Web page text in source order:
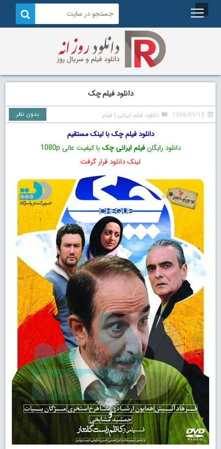
دانلود فیلم چک
1399/09/18 دانلود فیلم ایرانی |فیلم بدون نظر
دانلود فیلم چک با لینک مستقیم
دانلود رایگانفیلم ایرانی چک با کیفیت عالی 1080p
لینک دانلود قرار گرفت